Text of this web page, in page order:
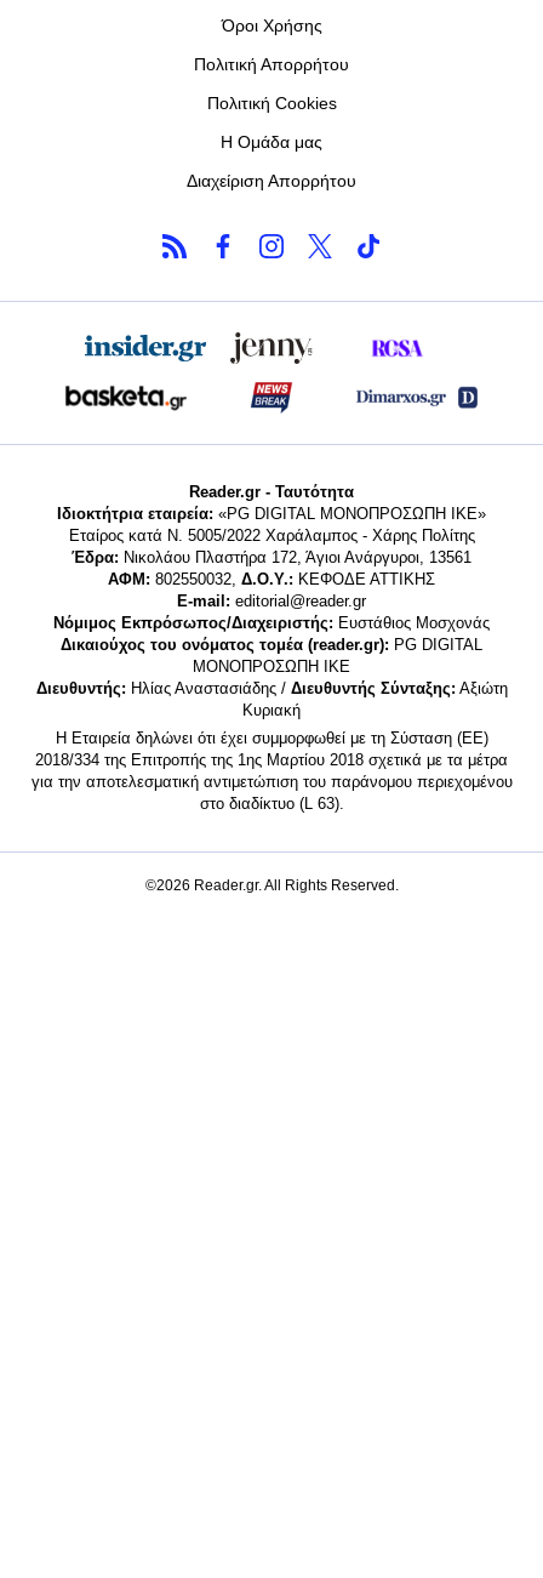
Όροι Χρήσης
Πολιτική Απορρήτου
Πολιτική Cookies
Η Ομάδα μας
Διαχείριση Απορρήτου
Reader.gr - Ταυτότητα
Ιδιοκτήτρια εταιρεία: «PG DIGITAL MONΟΠΡΟΣΩΠΗ ΙΚΕ»
Εταίρος κατά Ν. 5005/2022 Χαράλαμπος - Χάρης Πολίτης
Έδρα: Νικολάου Πλαστήρα 172, Άγιοι Ανάργυροι, 13561
ΑΦΜ: 802550032, Δ.Ο.Υ.: ΚΕΦΟΔΕ ΑΤΤΙΚΗΣ
E-mail: editorial@reader.gr
Νόμιμος Εκπρόσωπος/Διαχειριστής: Ευστάθιος Μοσχονάς
Δικαιούχος του ονόματος τομέα (reader.gr): PG DIGITAL
MONΟΠΡΟΣΩΠΗ ΙΚΕ
Διευθυντής: Ηλίας Αναστασιάδης / Διευθυντής Σύνταξης: Αξιώτη
Κυριακή
Η Εταιρεία δηλώνει ότι έχει συμμορφωθεί με τη Σύσταση (ΕΕ)
2018/334 της Επιτροπής της 1ης Μαρτίου 2018 σχετικά με τα μέτρα
για την αποτελεσματική αντιμετώπιση του παράνομου περιεχομένου
στο διαδίκτυο (L 63).
©2026 Reader.gr. All Rights Reserved.